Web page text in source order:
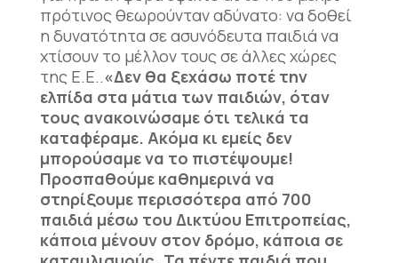
πρότινος θεωρούνταν αδύνατο: να δοθεί
η δυνατότητα σε ασυνόδευτα παιδιά να
χτίσουν το μέλλον τους σε άλλες χώρες
της Ε.Ε..«Δεν θα ξεχάσω ποτέ την
ελπίδα στα μάτια των παιδιών, όταν
τους ανακοινώσαμε ότι τελικά τα
καταφέραμε. Ακόμα κι εμείς δεν
μπορούσαμε να το πιστέψουμε!
Προσπαθούμε καθημερινά να
στηρίξουμε περισσότερα από 700
παιδιά μέσω του Δικτύου Επιτροπείας,
κάποια μένουν στον δρόμο, κάποια σε